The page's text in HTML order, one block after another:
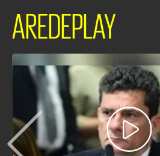
AREDEPLAY